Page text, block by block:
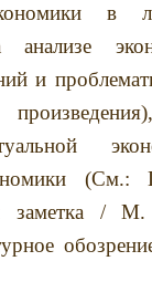
в
и
(См.:
заметка /